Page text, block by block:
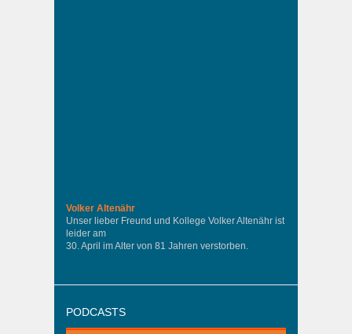
Volker Altenähr
Unser lieber Freund und Kollege Volker Altenähr ist
leider am
30. April im Alter von 81 Jahren verstorben.
PODCASTS